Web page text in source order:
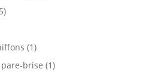
5
11
produit
brise 11